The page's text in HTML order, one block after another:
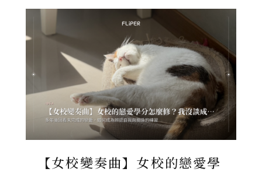
【女校變奏曲】女校的戀愛學